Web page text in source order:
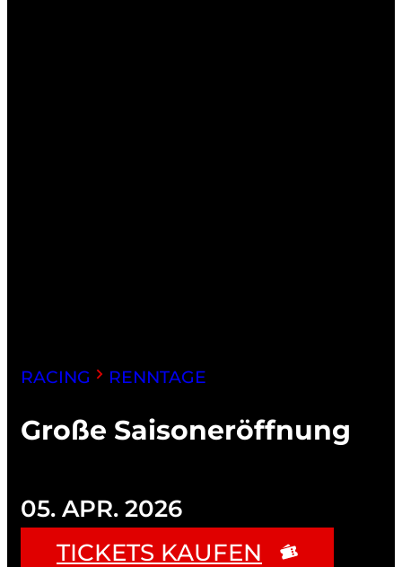
RACING RENNTAGE
Große Saisoneröffnung
05. APR. 2026
TICKETS KAUFEN